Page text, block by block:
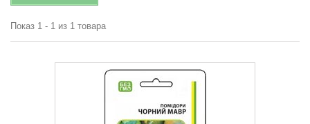
Показ 1 - 1 из 1 товара